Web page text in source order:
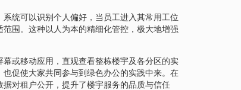
统可以识别个人偏好，当员工进入其常用工位
围。这种以人为本的精细化管控，极大地增强
或移动应用，直观查看整栋楼宇及各分区的实
促使大家共同参与到绿色办公的实践中来。在
对租户公开，提升了楼宇服务的品质与信任